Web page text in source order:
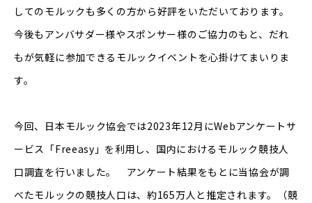
してのモルックも多くの方から好評をいただいております。
今後もアンバサダー様やスポンサー様のご協力のもと、だれ
もが気軽に参加できるモルックイベントを心掛けてまいりま
す。
今回、日本モルック協会では2023年12月にWebアンケートサ
ービス「Freeasy」を利用し、国内におけるモルック競技人
口調査を行いました。 アンケート結果をもとに当協会が調
べたモルックの競技人口は、約165万人と推定されます。（競